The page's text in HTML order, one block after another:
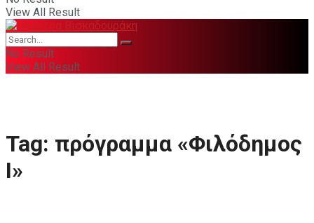
View All Result
No Result
View All Result
Tag: πρόγραμμα «Φιλόδημος
Ι»